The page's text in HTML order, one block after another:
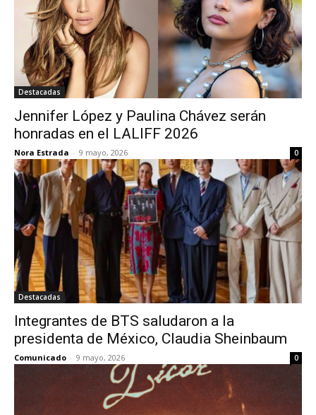
Destacadas
Jennifer López y Paulina Chávez serán
honradas en el LALIFF 2026
Nora Estrada - 9 mayo, 2026 0
Destacadas
Integrantes de BTS saludaron a la
presidenta de México, Claudia Sheinbaum
Comunicado - 9 mayo, 2026 0